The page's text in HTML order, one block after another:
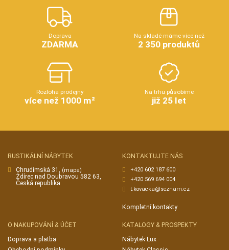
Doprava
ZDARMA
Na skladě máme více než
2 350 produktů
Rozloha prodejny
více než 1000 m²
Na trhu působíme
již 25 let
RUSTIKÁLNÍ NÁBYTEK
Chrudimská 31, (mapa)
Ždírec nad Doubravou 582 63,
Česká republika
KONTAKTUJTE NÁS
+420 602 187 600
+420 569 694 004
t.kovacka@seznam.cz
Kompletní kontakty
O NAKUPOVÁNÍ & ÚČET
Doprava a platba
KATALOGY & PROSPEKTY
Nábytek Lux